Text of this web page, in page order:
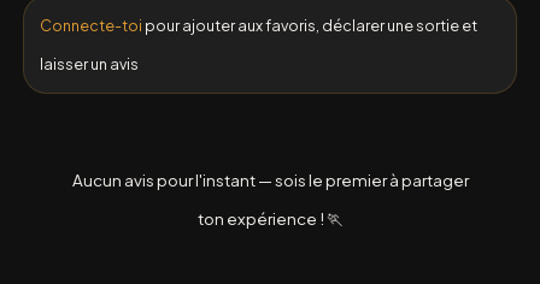
Connecte-toi pour ajouter aux favoris, déclarer une sortie et
laisser un avis
Aucun avis pour l'instant — sois le premier à partager
ton expérience ! 🏃